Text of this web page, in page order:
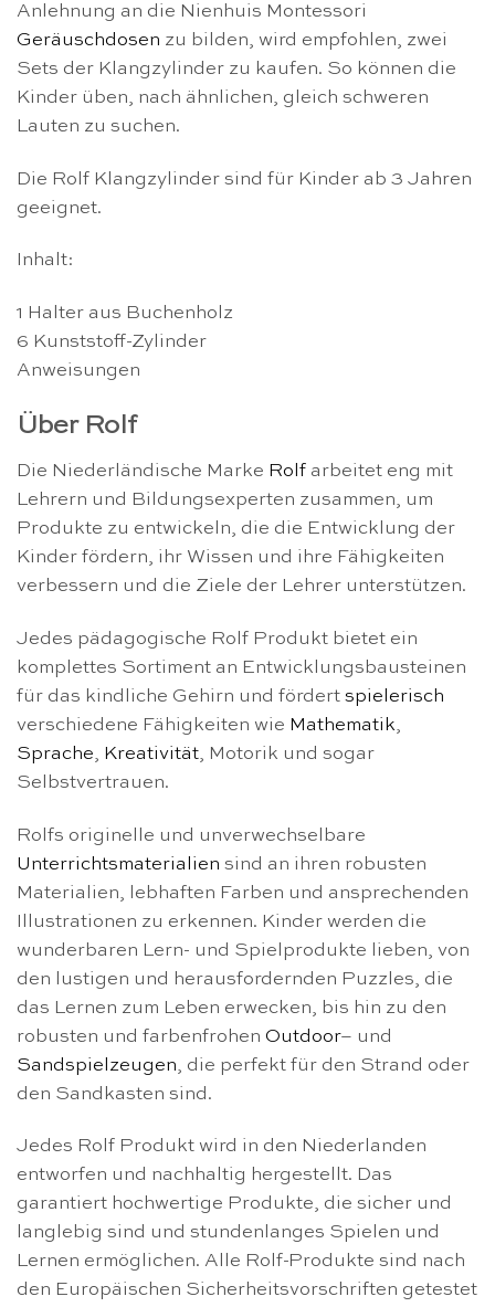
Anlehnung an die Nienhuis Montessori
Geräuschdosen zu bilden, wird empfohlen, zwei
Sets der Klangzylinder zu kaufen. So können die
Kinder üben, nach ähnlichen, gleich schweren
Lauten zu suchen.
Die Rolf Klangzylinder sind für Kinder ab 3 Jahren
geeignet.
Inhalt:
1 Halter aus Buchenholz
6 Kunststoff-Zylinder
Anweisungen
Über Rolf
Die Niederländische Marke Rolf arbeitet eng mit
Lehrern und Bildungsexperten zusammen, um
Produkte zu entwickeln, die die Entwicklung der
Kinder fördern, ihr Wissen und ihre Fähigkeiten
verbessern und die Ziele der Lehrer unterstützen.
Jedes pädagogische Rolf Produkt bietet ein
komplettes Sortiment an Entwicklungsbausteinen
für das kindliche Gehirn und fördert spielerisch
verschiedene Fähigkeiten wie Mathematik,
Sprache, Kreativität, Motorik und sogar
Selbstvertrauen.
Rolfs originelle und unverwechselbare
Unterrichtsmaterialien sind an ihren robusten
Materialien, lebhaften Farben und ansprechenden
Illustrationen zu erkennen. Kinder werden die
wunderbaren Lern- und Spielprodukte lieben, von
den lustigen und herausfordernden Puzzles, die
das Lernen zum Leben erwecken, bis hin zu den
robusten und farbenfrohen Outdoor– und
Sandspielzeugen, die perfekt für den Strand oder
den Sandkasten sind.
Jedes Rolf Produkt wird in den Niederlanden
entworfen und nachhaltig hergestellt. Das
garantiert hochwertige Produkte, die sicher und
langlebig sind und stundenlanges Spielen und
Lernen ermöglichen. Alle Rolf-Produkte sind nach
den Europäischen Sicherheitsvorschriften getestet